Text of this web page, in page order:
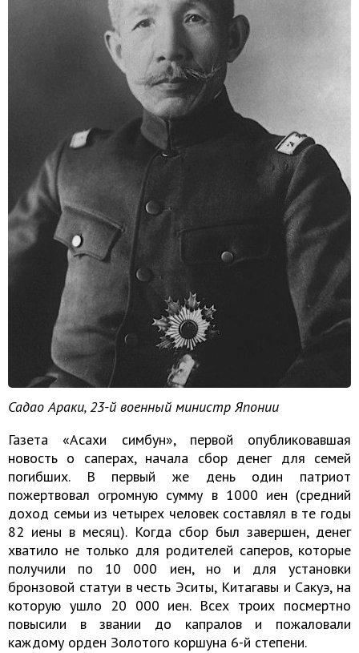
Садао Араки, 23-й военный министр Японии
Газета «Асахи симбун», первой опубликовавшая
новость о саперах, начала сбор денег для семей
погибших. В первый же день один патриот
пожертвовал огромную сумму в 1000 иен (средний
доход семьи из четырех человек составлял в те годы
82 иены в месяц). Когда сбор был завершен, денег
хватило не только для родителей саперов, которые
получили по 10 000 иен, но и для установки
бронзовой статуи в честь Эситы, Китагавы и Сакуэ, на
которую ушло 20 000 иен. Всех троих посмертно
повысили в звании до капралов и пожаловали
каждому орден Золотого коршуна 6-й степени.